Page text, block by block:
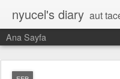
nyucel's diary aut
Ana Sayfa